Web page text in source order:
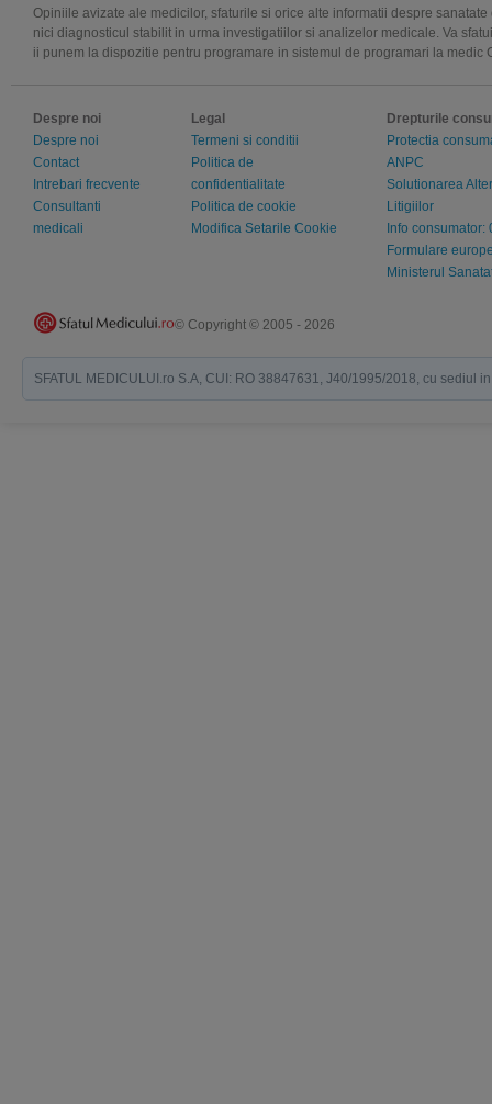
Opiniile avizate ale medicilor, sfaturile si orice alte informatii despre
nici diagnosticul stabilit in urma investigatiilor si analizelor medicale. Va
ii punem la dispozitie pentru programare in sistemul de programari la medic
Despre noi
Despre noi
Contact
Intrebari frecvente
Consultanti
medicali
Legal
Termeni si conditii
Politica de
confidentialitate
Politica de cookie
Modifica Setarile Cookie
Drepturile
Protectia
ANPC
Solutionarea
Litigiilor
Info
Formulare
Ministerul
© Copyright © 2005 - 2026
SFATUL MEDICULUI.ro S.A, CUI: RO 38847631, J40/1995/2018, cu